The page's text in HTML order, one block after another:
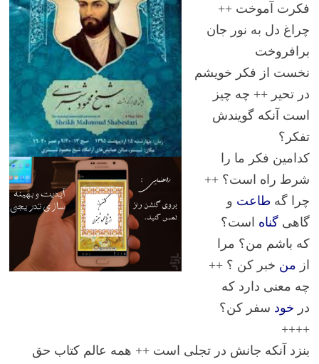
فکرت آموخت ++
چراغ دل به نور جان
برافروخت
نخست از فکر خویشم
در تحیر ++ چه چیز
است آنکه گویندش
تفکر؟
کدامین فکر ما را
شرط راه است؟ ++
چرا گه طاعت و
گاهی گناه است؟
که باشم من؟ مرا
از من خبر کن ؟ ++
چه معنی دارد که
در خود سفر کن؟
++++
بنزد آنکه جانش در تجلی است ++ همه عالم کتاب حق